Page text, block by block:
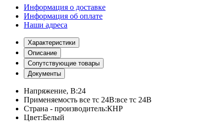
Информация о доставке
Информация об оплате
Наши адреса
Характеристики
Описание
Сопутствующие товары
Документы
Напряжение, В:24
Применяемость все тс 24В:все тс 24В
Страна - производитель:КНР
Цвет:Белый